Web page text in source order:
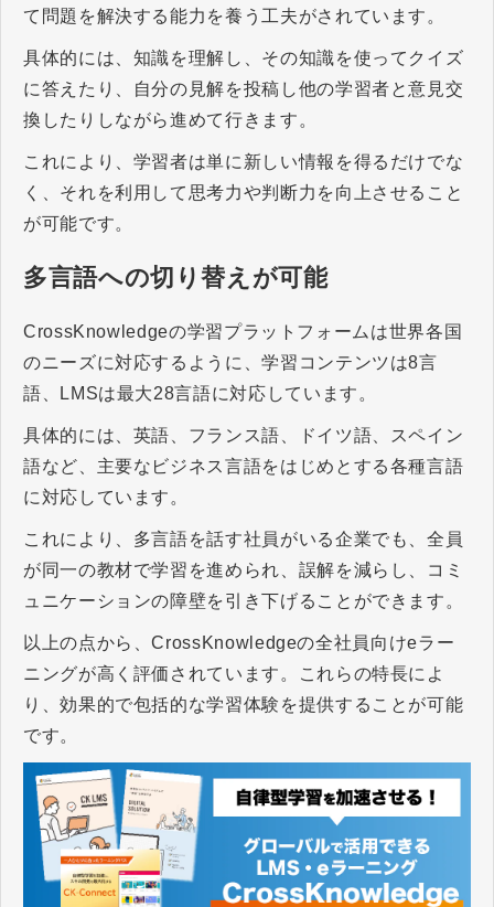
て問題を解決する能力を養う工夫がされています。
具体的には、知識を理解し、その知識を使ってクイズ
に答えたり、自分の見解を投稿し他の学習者と意見交
換したりしながら進めて行きます。
これにより、学習者は単に新しい情報を得るだけでな
く、それを利用して思考力や判断力を向上させること
が可能です。
多言語への切り替えが可能
CrossKnowledgeの学習プラットフォームは世界各国
のニーズに対応するように、学習コンテンツは8言
語、LMSは最大28言語に対応しています。
具体的には、英語、フランス語、ドイツ語、スペイン
語など、主要なビジネス言語をはじめとする各種言語
に対応しています。
これにより、多言語を話す社員がいる企業でも、全員
が同一の教材で学習を進められ、誤解を減らし、コミ
ュニケーションの障壁を引き下げることができます。
以上の点から、CrossKnowledgeの全社員向けeラー
ニングが高く評価されています。これらの特長によ
り、効果的で包括的な学習体験を提供することが可能
です。